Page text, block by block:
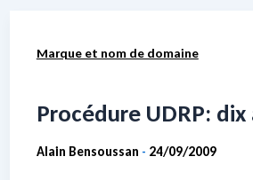
Marque et nom de domaine
Procédure UDRP: dix
Alain Bensoussan - 24/09/2009